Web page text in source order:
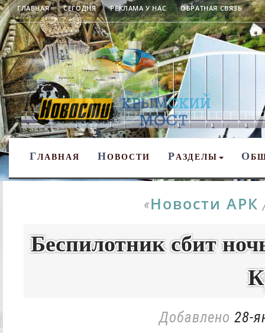
ГЛАВНАЯ СЕГОДНЯ РЕКЛАМА У НАС ОБРАТНАЯ СВЯЗЬ
ГЛАВНАЯ НОВОСТИ РАЗДЕЛЫ О
«Новости АРК
Беспилотник сбит
Добавлено 28-